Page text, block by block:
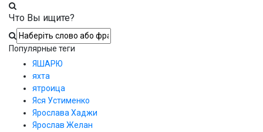
Что Вы ищите?
Популярные теги
ЯШАРЮ
яхта
ятроица
Яся Устименко
Ярослава Хаджи
Ярослав Желан